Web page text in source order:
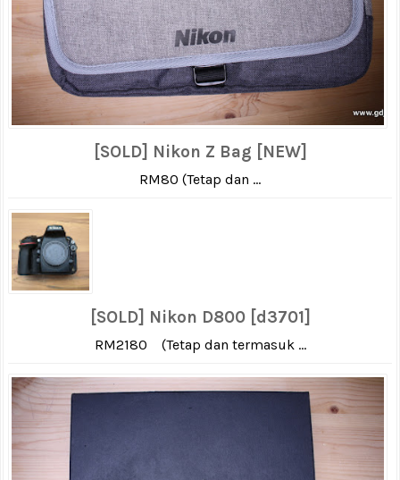
[SOLD] Nikon Z Bag [NEW]
RM80 (Tetap dan ...
[SOLD] Nikon D800 [d3701]
RM2180 (Tetap dan termasuk ...